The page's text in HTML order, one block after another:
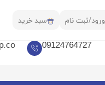
ورود/ثبت نام سبد خرید
09124764727